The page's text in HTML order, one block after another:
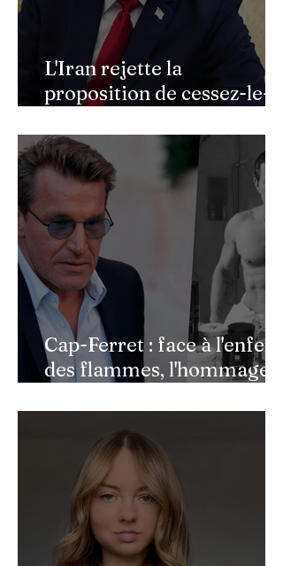
L'Iran rejette la
proposition de cessez-le-
Cap-Ferret : face à l'enfer
des flammes, l'hommage
héros de l'ombre